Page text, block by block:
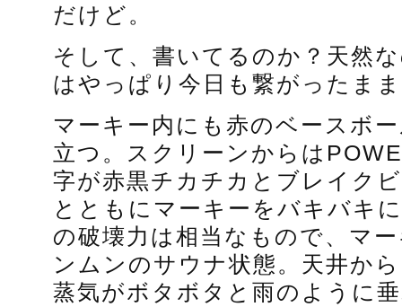
だけど。
そして、書いてるのか？天然
はやっぱり今日も繋がったま
マーキー内にも赤のベースボ
立つ。スクリーンからは
字が赤黒チカチカとブレイク
とともにマーキーをバキバキ
の破壊力は相当なもので、マ
ンムンのサウナ状態。天井か
蒸気がボタボタと雨のように